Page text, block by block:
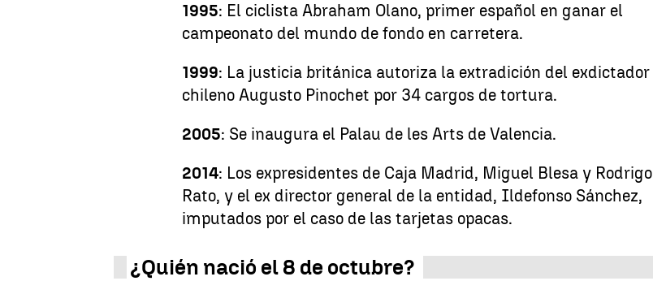
1995: El ciclista Abraham Olano, primer español en ganar el
campeonato del mundo de fondo en carretera.
1999: La justicia británica autoriza la extradición del exdictador
chileno Augusto Pinochet por 34 cargos de tortura.
2005: Se inaugura el Palau de les Arts de Valencia.
2014: Los expresidentes de Caja Madrid, Miguel Blesa y Rodrigo
Rato, y el ex director general de la entidad, Ildefonso Sánchez,
imputados por el caso de las tarjetas opacas.
¿Quién nació el 8 de octubre?